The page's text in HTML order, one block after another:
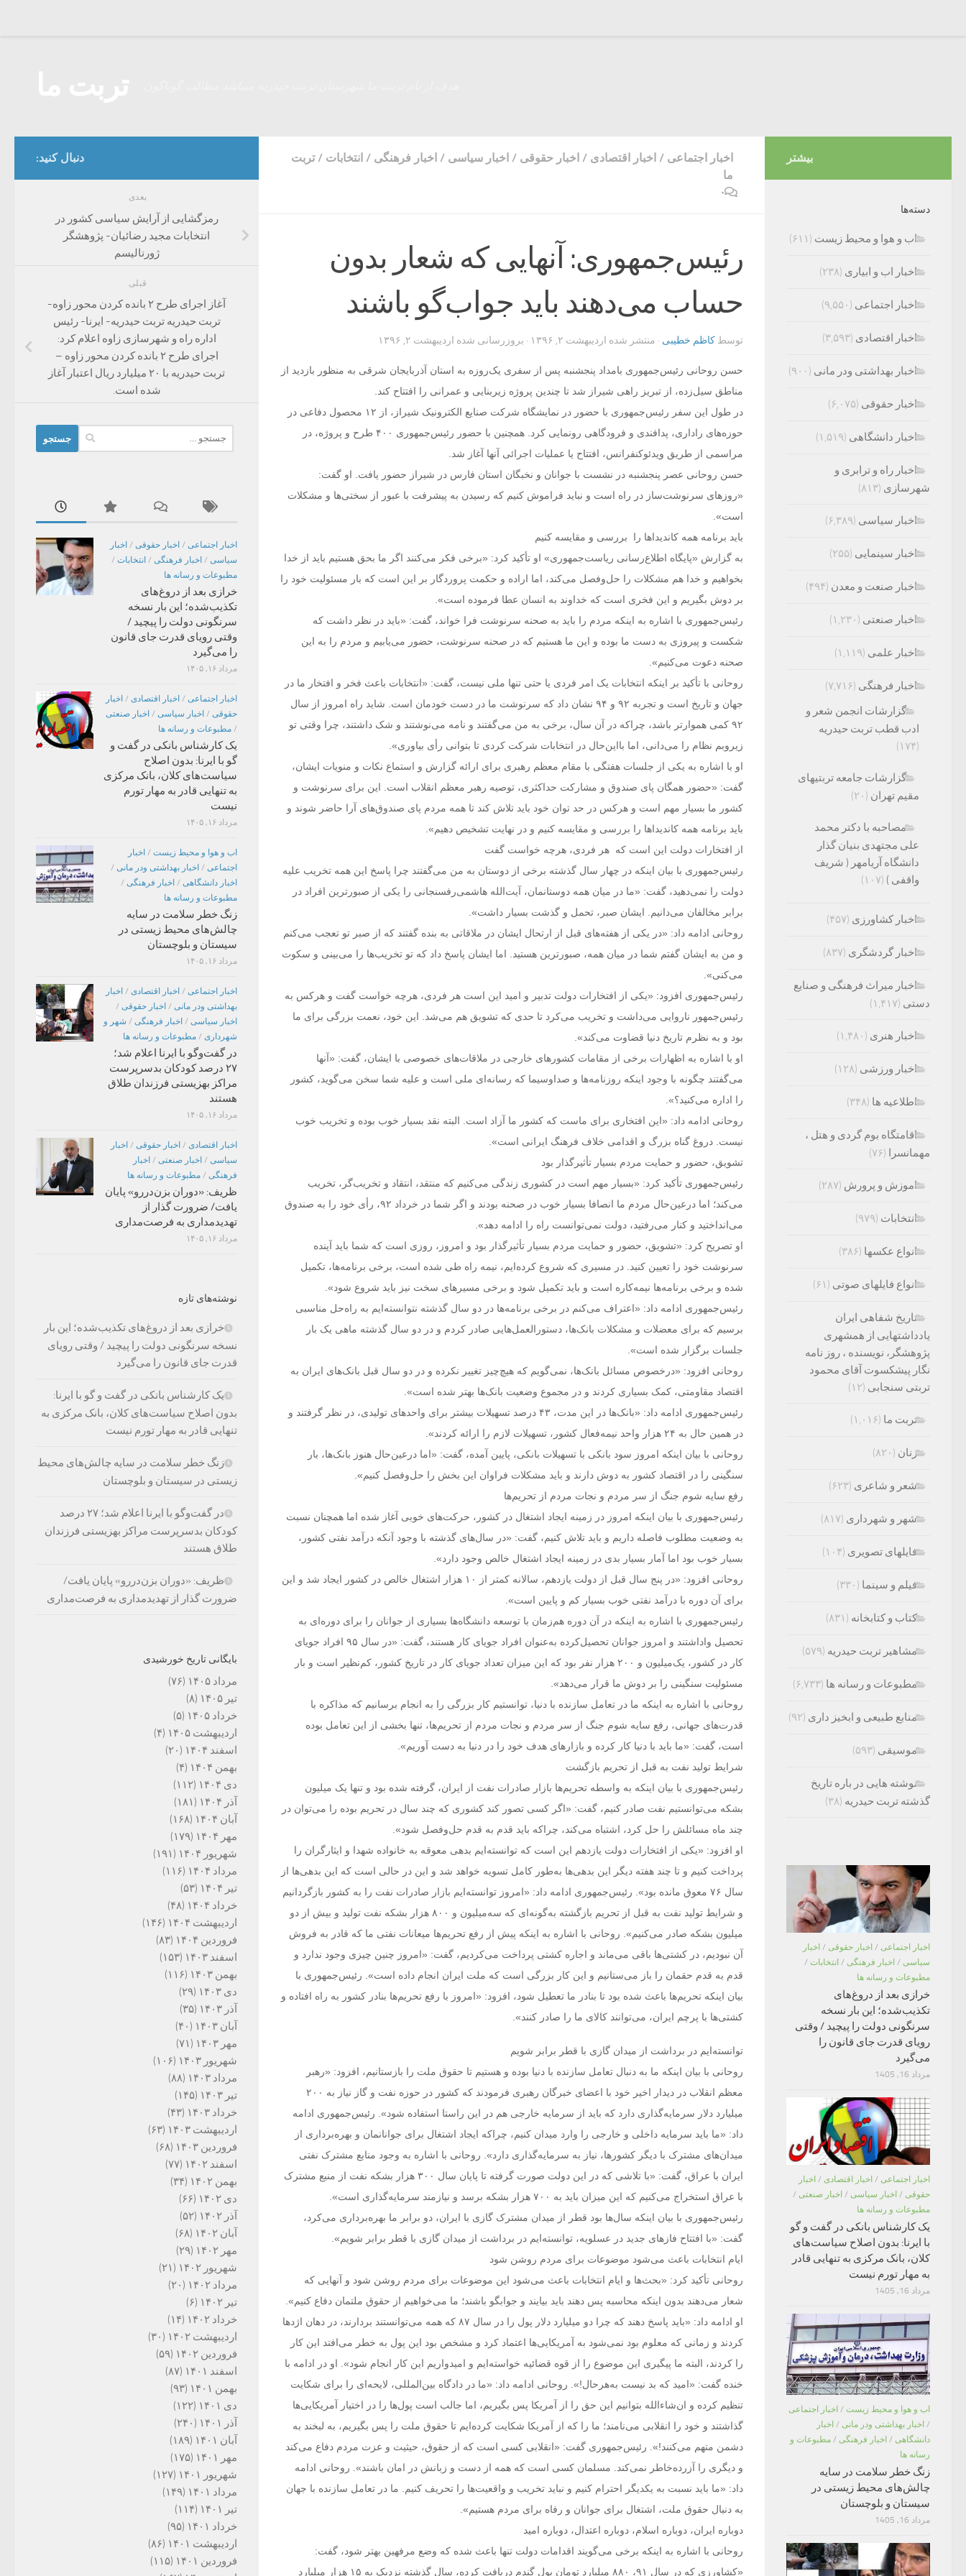
اخبار اجتماعی / اخبار اقتصادی / اخبار حقوقی / اخبار سیاسی / اخبار فرهنگی / انتخابات / تربت
ما
۰
رئیس‌جمهوری: آنهایی که شعار بدون
حساب می‌دهند باید جواب‌گو باشند
توسط کاظم خطیبی · منتشر شده اردیبهشت ۲, ۱۳۹۶ · بروزرسانی شده اردیبهشت ۲, ۱۳۹۶
حسن روحانی رئیس‌جمهوری بامداد پنجشنبه پس از سفری یک‌روزه به استان آذربایجان شرقی به منظور بازدید از
مناطق سیل‌زده، از تبریز راهی شیراز شد تا چندین پروژه زیربنایی و عمرانی را افتتاح کند.
در طول این سفر رئیس‌جمهوری با حضور در نمایشگاه شرکت صنایع الکترونیک شیراز، از ۱۲ محصول دفاعی در
حوزه‌های راداری، پدافندی و فرودگاهی رونمایی کرد. همچنین با حضور رئیس‌جمهوری ‏۴۰۰ طرح و پروژه، در
مراسمی از طریق ویدئوکنفرانس، افتتاح یا عملیات اجرائی آنها آغاز شد. ‏
حسن روحانی عصر پنجشنبه در نشست با جوانان و نخبگان استان فارس در شیراز حضور یافت. او گفت:
«روزهای سرنوشت‌ساز در راه است و نباید فراموش کنیم که رسیدن به پیشرفت با عبور از سختی‌ها و مشکلات
است».
باید برنامه همه کاندیداها را بررسی و مقایسه کنیم
به گزارش «پایگاه اطلاع‌رسانی ریاست‌جمهوری» او تأکید کرد: «برخی فکر می‌کنند اگر ما بحق هستیم باید از خدا
بخواهیم و خدا هم مشکلات را حل‌وفصل می‌کند، اما اراده و حکمت پروردگار بر این است که بار مسئولیت خود را
بر دوش بگیریم و این فخری است که خداوند به انسان عطا فرموده است».
رئیس‌جمهوری با اشاره به اینکه مردم را باید به صحنه سرنوشت فرا خواند، گفت: «باید در نظر داشت که
شکست و پیروزی به دست ما بوده و این ما هستیم که در صحنه سرنوشت، حضور می‌یابیم و مردم را به این
صحنه دعوت می‌کنیم».
روحانی با تأکید بر اینکه انتخابات یک امر فردی یا حتی تنها ملی نیست، گفت: «انتخابات باعث فخر و افتخار ما در
جهان و تاریخ است و تجربه ۹۲ و ۹۴ نشان داد که سرنوشت ما در دست خودمان است. شاید راه امروز از سال
۹۲ کمی هموارتر باشد، چراکه در آن سال، برخی به من می‌گفتند و نامه می‌نوشتند و شک داشتند، چرا وقتی تو
زیروبم نظام را می‌دانی، اما بااین‌حال در انتخابات شرکت‌ کردی تا بتوانی رأی بیاوری».
او با اشاره به یکی از جلسات هفتگی با مقام معظم رهبری برای ارائه گزارش‌ و استماع نکات و منویات ایشان،
گفت: «حضور همگان پای صندوق و مشارکت حداکثری، توصیه رهبر معظم انقلاب است. این برای سرنوشت و
کشور ما بسیار مهم است و هرکس در حد توان خود باید تلاش کند تا همه مردم پای صندوق‌های آرا حاضر شوند و
باید برنامه همه کاندیداها را بررسی و مقایسه کنیم و در نهایت تشخیص دهیم».
از افتخارات دولت این است که هر فردی، هرچه خواست گفت
رئیس‌جمهوری با بیان اینکه در چهار سال گذشته برخی از دوستان به من می‌گفتند چرا پاسخ این همه تخریب علیه
دولت را نمی‌دهید، گفت: «ما در میان همه دوستانمان، آیت‌الله هاشمی‌رفسنجانی را یکی از صبورترین افراد در
برابر مخالفان می‌دانیم. ایشان صبر، تحمل و گذشت بسیار داشت».
روحانی ادامه داد: «در یکی از هفته‌های قبل از ارتحال ایشان در ملاقاتی به بنده گفتند که از صبر تو تعجب می‌کنم
و من به ایشان گفتم شما در میان همه، صبورترین هستید. اما ایشان پاسخ داد که تو تخریب‌ها را می‌بینی و سکوت
می‌کنی».
رئیس‌جمهوری افزود: «یکی از افتخارات دولت تدبیر و امید این است هر فردی، هرچه خواست گفت و هرکس به
رئیس‌جمهور ناروایی می‌داشت و تخریب می‌کرد تا حدی که تشویق هم می‌شد. این خود، نعمت بزرگی برای ما
بود و به نظرم تاریخ دنیا قضاوت می‌کند».
او با اشاره به اظهارات برخی از مقامات کشورهای خارجی در ملاقات‌های خصوصی با ایشان، گفت: «آنها
می‌گفتند چگونه با وجود اینکه روزنامه‌ها و صداوسیما که رسانه‌ای ملی است و علیه شما سخن می‌گوید، کشور
را اداره می‌کنید؟».
روحانی ادامه داد: «این افتخاری برای ماست که کشور ما آزاد است. البته نقد بسیار خوب بوده و تخریب خوب
نیست. دروغ گناه بزرگ و اقدامی خلاف فرهنگ ایرانی است».
تشویق، حضور و حمایت مردم بسیار تأثیرگذار بود
رئیس‌جمهوری تأکید کرد: «بسیار مهم است در کشوری زندگی می‌کنیم که منتقد، انتقاد و تخریب‌گر، تخریب
می‌کند؛ اما درعین‌حال مردم ما انصافا بسیار خوب در صحنه بودند و اگر شما در خرداد ۹۲، رأی خود را به صندوق
می‌انداختید و کنار می‌رفتید، دولت نمی‌توانست راه را ادامه دهد».
او تصریح کرد: «تشویق، حضور و حمایت مردم بسیار تأثیرگذار بود و امروز، روزی است که شما باید آینده
سرنوشت خود را تعیین کنید. در مسیری که شروع کرده‌ایم، نیمه راه طی شده است، برخی برنامه‌ها، تکمیل
شده و برخی برنامه‌ها نیمه‌کاره است و باید تکمیل شود و برخی مسیرهای سخت نیز باید شروع شود».
رئیس‌جمهوری ادامه داد: «اعتراف می‌کنم در برخی برنامه‌ها در دو سال گذشته نتوانسته‌ایم به راه‌حل مناسبی
برسیم که برای معضلات و مشکلات بانک‌ها، دستورالعمل‌هایی صادر کردم و در دو سال گذشته ماهی یک بار
جلسات برگزار شده است».
روحانی افزود: «درخصوص مسائل بانک‌ها، نمی‌گویم که هیچ‌چیز تغییر نکرده و در دو سال قبل بانک‌های ایران به
اقتصاد مقاومتی، کمک بسیاری کردند و در مجموع وضعیت بانک‌ها بهتر شده است».
رئیس‌جمهوری ادامه داد: «بانک‌ها در این مدت، ۴۳ درصد تسهیلات بیشتر برای واحدهای تولیدی، در نظر گرفتند و
در همین حال به ۲۴‌ هزار واحد نیمه‌فعال کشور، تسهیلات لازم را ارائه کردند».
روحانی با بیان اینکه امروز سود بانکی با تسهیلات بانکی، پایین آمده، گفت: «اما درعین‌حال هنوز بانک‌ها، بار
سنگینی را در اقتصاد کشور به دوش دارند و باید مشکلات فراوان این بخش را حل‌وفصل کنیم».
رفع سایه شوم جنگ از سر مردم و نجات مردم از تحریم‌ها
رئیس‌جمهوری با بیان اینکه امروز در زمینه ایجاد اشتغال در کشور، حرکت‌های خوبی آغاز شده اما همچنان نسبت
به وضعیت مطلوب فاصله داریم و باید تلاش کنیم، گفت: «در سال‌های گذشته با وجود آنکه درآمد نفتی کشور،
بسیار خوب بود اما آمار بسیار بدی در زمینه ایجاد اشتغال خالص وجود دارد».
روحانی افزود: «در پنج سال قبل از دولت یازدهم، سالانه کمتر از ۱۰‌ هزار اشتغال خالص در کشور ایجاد شد و این
برای آن دوره با درآمد نفتی خوب بسیار کم و پایین است».
رئیس‌جمهوری با اشاره به اینکه در آن دوره هم‌زمان با توسعه دانشگاه‌ها بسیاری از جوانان را برای دوره‌ای به
تحصیل واداشتند و امروز جوانان تحصیل‌کرده به‌عنوان افراد جویای کار هستند، گفت: «در سال ۹۵ افراد جویای
کار در کشور، یک‌میلیون و ۲۰۰‌ هزار نفر بود که این میزان تعداد جویای کار در تاریخ کشور، کم‌نظیر است و بار
مسئولیت سنگینی را بر دوش ما قرار می‌دهد».
روحانی با اشاره به اینکه ما در تعامل سازنده با دنیا، توانستیم کار بزرگی را به انجام برسانیم که مذاکره با
قدرت‌های جهانی، رفع سایه شوم جنگ از سر مردم و نجات مردم از تحریم‌ها، تنها بخشی از این تعامل بوده
است، گفت: «ما باید با دنیا کار کرده و بازارهای هدف خود را در دنیا به دست آوریم».
شرایط تولید نفت به قبل از تحریم بازگشت
رئیس‌جمهوری با بیان اینکه به واسطه تحریم‌ها بازار صادرات نفت از ایران، گرفته شده بود و تنها یک‌ میلیون
بشکه می‌توانستیم نفت صادر کنیم، گفت: «اگر کسی تصور کند کشوری که چند سال در تحریم بوده را می‌توان در
چند ماه مسائلش را حل کرد، اشتباه می‌کند، چراکه باید قدم به قدم حل‌وفصل شود».
او افزود: «یکی از افتخارات دولت یازدهم این است که توانسته‌ایم بدهی معوقه به خانواده شهدا و ایثارگران را
پرداخت کنیم و تا چند هفته دیگر این بدهی‌ها به‌طور کامل تسویه خواهد شد و این در حالی است که این بدهی‌ها از
سال ۷۶ معوق مانده بود». رئیس‌جمهوری ادامه داد: «امروز توانسته‌ایم بازار صادرات نفت را به کشور بازگردانیم
و شرایط تولید نفت به قبل از تحریم بازگشته به‌گونه‌ای که سه‌میلیون و ۸۰۰‌ هزار بشکه نفت تولید و بیش از دو‌
میلیون بشکه صادر می‌کنیم». روحانی با اشاره به اینکه پیش از رفع تحریم‌ها میعانات نفتی ما که قادر به فروش
آن نبودیم، در کشتی‌ها باقی می‌ماند و اجاره کشتی پرداخت می‌کردیم، گفت: «امروز چنین چیزی وجود ندارد و
قدم به قدم حقمان را باز می‌ستانیم و این کار بزرگی است که ملت ایران انجام داده است». رئیس‌جمهوری با
بیان اینکه تحریم‌ها باعث شده بود تا بنادر ما تعطیل شود، افزود: «امروز با رفع تحریم‌ها بنادر کشور به راه افتاده و
کشتی‌ها با پرچم ایران، می‌توانند کالای ما را صادر کنند».
توانسته‌ایم در برداشت از میدان گازی با قطر برابر شویم
روحانی با بیان اینکه ما به دنبال تعامل سازنده با دنیا بوده و هستیم تا حقوق ملت را بازستانیم، افزود: «رهبر
میلیارد دلار سرمایه‌گذاری دارد که باید از سرمایه خارجی هم در این راستا استفاده شود». رئیس‌جمهوری ادامه
داد: «ما باید سرمایه داخلی و خارجی را وارد میدان کنیم، چراکه ایجاد اشتغال برای جوانانمان و بهره‌برداری از
میدان‌های مشترک با دیگر کشورها، نیاز به سرمایه‌گذاری دارد». روحانی با اشاره به وجود منابع مشترک نفتی
ایران با عراق، گفت: «با تلاشی که در این دولت صورت گرفته تا پایان سال ۳۰۰‌ هزار بشکه نفت از منبع مشترک
با عراق استخراج می‌کنیم که این میزان باید به ۷۰۰‌ هزار بشکه برسد و نیازمند سرمایه‌گذاری است».
رئیس‌جمهوری با بیان اینکه سال‌ها بود قطر از میدان مشترک گازی با ایران، دو برابر ما بهره‌برداری می‌کرد،
گفت: «با افتتاح فازهای جدید در عسلویه، توانسته‌ایم در برداشت از میدان گازی با قطر برابر شویم».
ایام انتخابات باعث می‌شود موضوعات برای مردم روشن شود
روحانی تأکید کرد: «بحث‌ها و ایام انتخابات باعث می‌شود این موضوعات برای مردم روشن شود و آنهایی که
شعار می‌دهند بدون اینکه محاسبه پس دهند باید بیایند و جوابگو باشند؛ ما می‌خواهیم از حقوق ملتمان دفاع کنیم».
او ادامه داد: «باید پاسخ دهند که چرا دو ‌میلیارد دلار پول را در سال ۸۷ که همه می‌توانستند بردارند، در دهان اژدها
کردند و زمانی که معلوم بود نمی‌شود به آمریکایی‌ها اعتماد کرد و مشخص بود این پول به خطر می‌افتد این کار
را کردند، البته ما پیگیری این موضوع را از قوه قضائیه خواسته‌ایم و امیدواریم این کار انجام شود». او در ادامه با
خنده گفت: «امید که بد نیست به‌هرحال!». روحانی ادامه داد: «ما در دادگاه بین‌المللی، لایحه‌ای را برای شکایت
تنظیم کرده و ان‌شاء‌الله بتوانیم این حق را از آمریکا پس بگیریم، اما جالب است پول‌ها را در اختیار آمریکایی‌ها
گذاشتند و خود را انقلابی می‌نامند؛ ما را که از آمریکا شکایت کرده‌ایم تا حقوق ملت را پس بگیریم، به لبخند به
دشمن متهم می‌کنند!». رئیس‌جمهوری گفت: «انقلابی کسی است که از حقوق، حیثیت و عزت مردم دفاع می‌کند
و دیگری را آزرده‌خاطر نمی‌کند. مسلمان کسی است که همه از دست و زبانش در امان باشند». روحانی ادامه
داد: «ما باید نسبت به یکدیگر احترام کنیم و نباید تخریب و واقعیت‌ها را تحریف کنیم. ما در تعامل سازنده با جهان
به دنبال حقوق ملت، اشتغال برای جوانان و رفاه برای مردم هستیم».
دوباره ایران، دوباره اسلام، دوباره اعتدال، دوباره امید
روحانی با اشاره به اینکه برخی می‌گویند اقدامات دولت تنها باعث شده که وضع مرفهین بهتر شود، گفت:
«کشاورزی که در سال ۹۱، ۸۸۰‌ میلیارد تومان پول گندم دریافت کرده، سال گذشته نزدیک به ۱۵‌ هزار ‌میلیارد
دنبال کنید:
بعدی
رمزگشایی از آرایش سیاسی کشور در
انتخابات مجید رضائیان- پژوهشگر
ژورنالیسم
قبلی
آغاز اجرای طرح ۲ بانده کردن محور زاوه-
تربت حیدریه تربت حیدریه- ایرنا- رئیس
اداره راه و شهرسازی زاوه اعلام کرد:
اجرای طرح ۲ بانده کردن محور زاوه –
تربت حیدریه با ۲۰ میلیارد ریال اعتبار آغاز
شده است.
برای:
اخبار اجتماعی / اخبار حقوقی / اخبار
سیاسی / اخبار فرهنگی / انتخابات /
مطبوعات و رسانه ها
خرازی بعد از دروغ‌های
تکذیب‌شده؛ این بار نسخه
سرنگونی دولت را پیچید /
وقتی رویای قدرت جای قانون
را می‌گیرد
مرداد ۱۶, ۱۴۰۵
اخبار اجتماعی / اخبار اقتصادی / اخبار
حقوقی / اخبار سیاسی / اخبار صنعتی
/ مطبوعات و رسانه ها
یک کارشناس بانکی در گفت و
گو با ایرنا: بدون اصلاح
سیاست‌های کلان، بانک مرکزی
به تنهایی قادر به مهار تورم
نیست
مرداد ۱۶, ۱۴۰۵
اب و هوا و محیط زیست / اخبار
اجتماعی / اخبار بهداشتی ودر مانی /
اخبار دانشگاهی / اخبار فرهنگی /
مطبوعات و رسانه ها
زنگ خطر سلامت در سایه
چالش‌های محیط زیستی در
سیستان و بلوچستان
مرداد ۱۶, ۱۴۰۵
اخبار اجتماعی / اخبار اقتصادی / اخبار
بهداشتی ودر مانی / اخبار حقوقی /
اخبار سیاسی / اخبار فرهنگی / شهر و
شهرداری / مطبوعات و رسانه ها
در گفت‌وگو با ایرنا اعلام شد؛
۲۷ درصد کودکان بدسرپرست
مراکز بهزیستی فرزندان طلاق
هستند
مرداد ۱۶, ۱۴۰۵
اخبار اقتصادی / اخبار حقوقی / اخبار
سیاسی / اخبار صنعتی / اخبار
فرهنگی / مطبوعات و رسانه ها
ظریف: «دوران بزن‌دررو» پایان
یافت/ ضرورت گذار از
تهدیدمداری به فرصت‌مداری
مرداد ۱۶, ۱۴۰۵
نوشته‌های تازه
خرازی بعد از دروغ‌های تکذیب‌شده؛ این بار
نسخه سرنگونی دولت را پیچید / وقتی رویای
قدرت جای قانون را می‌گیرد
یک کارشناس بانکی در گفت و گو با ایرنا:
بدون اصلاح سیاست‌های کلان، بانک مرکزی به
تنهایی قادر به مهار تورم نیست
زنگ خطر سلامت در سایه چالش‌های محیط
زیستی در سیستان و بلوچستان
در گفت‌وگو با ایرنا اعلام شد؛ ۲۷ درصد
کودکان بدسرپرست مراکز بهزیستی فرزندان
طلاق هستند
ظریف: «دوران بزن‌دررو» پایان یافت/
ضرورت گذار از تهدیدمداری به فرصت‌مداری
بایگانی تاریخ خورشیدی
مرداد ۱۴۰۵
(۷۶)
تیر ۱۴۰۵
(۸)
خرداد ۱۴۰۵
(۵)
اردیبهشت ۱۴۰۵
(۴)
اسفند ۱۴۰۴
(۲۰)
بهمن ۱۴۰۴
(۴)
دی ۱۴۰۴
(۱۱۲)
آذر ۱۴۰۴
(۱۸۱)
آبان ۱۴۰۴
(۱۶۸)
مهر ۱۴۰۴
(۱۷۹)
شهریور ۱۴۰۴
(۱۹۱)
مرداد ۱۴۰۴
(۱۱۶)
تیر ۱۴۰۴
(۵۳)
خرداد ۱۴۰۴
(۴۸)
اردیبهشت ۱۴۰۴
(۱۴۶)
فروردین ۱۴۰۴
(۸۳)
اسفند ۱۴۰۳
(۱۵۳)
بهمن ۱۴۰۳
(۱۱۶)
دی ۱۴۰۳
(۲۹)
آذر ۱۴۰۳
(۳۵)
آبان ۱۴۰۳
(۴۰)
مهر ۱۴۰۳
(۷۱)
شهریور ۱۴۰۳
(۱۰۶)
مرداد ۱۴۰۳
(۸۸)
تیر ۱۴۰۳
(۱۴۵)
خرداد ۱۴۰۳
(۴۳)
اردیبهشت ۱۴۰۳
(۶۳)
فروردین ۱۴۰۳
(۶۸)
اسفند ۱۴۰۲
(۷۷)
بهمن ۱۴۰۲
(۳۴)
دی ۱۴۰۲
(۶۶)
آذر ۱۴۰۲
(۵۲)
آبان ۱۴۰۲
(۶۸)
مهر ۱۴۰۲
(۲۹)
شهریور ۱۴۰۲
(۲۱)
مرداد ۱۴۰۲
(۲۰)
تیر ۱۴۰۲
(۶)
خرداد ۱۴۰۲
(۱۴)
اردیبهشت ۱۴۰۲
(۳۰)
فروردین ۱۴۰۲
(۵۹)
اسفند ۱۴۰۱
(۸۷)
بهمن ۱۴۰۱
(۹۳)
دی ۱۴۰۱
(۱۲۲)
آذر ۱۴۰۱
(۲۴۰)
آبان ۱۴۰۱
(۱۸۹)
مهر ۱۴۰۱
(۱۷۵)
شهریور ۱۴۰۱
(۱۲۷)
مرداد ۱۴۰۱
(۱۴۹)
تیر ۱۴۰۱
(۱۱۴)
خرداد ۱۴۰۱
(۹۵)
اردیبهشت ۱۴۰۱
(۸۶)
فروردین ۱۴۰۱
(۱۱۵)
بیشتر
دسته‌ها
اب و هوا و محیط زیست (۶۱۱)
اخبار اب و ابیاری (۲۳۸)
اخبار اجتماعی (۹,۵۵۰)
اخبار اقتصادی (۳,۵۹۳)
اخبار بهداشتی ودر مانی (۹۰۰)
اخبار حقوقی (۶,۰۷۵)
اخبار دانشگاهی (۱,۵۱۹)
اخبار راه و ترابری و
شهرسازی (۸۱۳)
اخبار سیاسی (۶,۳۸۹)
اخبار سینمایی (۲۵۵)
اخبار صنعت و معدن (۴۹۴)
اخبار صنعتی (۱,۲۳۰)
اخبار علمی (۱,۱۱۹)
اخبار فرهنگی (۷,۷۱۶)
گزارشات انجمن شعر و
ادب قطب تربت حیدریه
(۱۷۴)
گزارشات جامعه تربتیهای
مقیم تهران (۲۰)
مصاحبه با دکتر محمد
علی مجتهدی بنیان گذار
دانشگاه آریامهر ( شریف
واقفی ) (۱۰۷)
اخبار کشاورزی (۴۵۷)
اخبار گردشگری (۸۳۷)
اخبار میراث فرهنگی و صنایع
دستی (۱,۴۱۷)
اخبار هنری (۱,۴۸۰)
اخبار ورزشی (۱۲۸)
اطلاعیه ها (۳۴۸)
اقامتگاه بوم گردی و هتل ،
مهمانسرا (۷۶)
اموزش و پرورش (۲۸۷)
انتخابات (۹۷۹)
انواع عکسها (۳۸۶)
انواع فایلهای صوتی (۶۱)
تاریخ شفاهی ایران
یادداشتهایی از همشهری
پژوهشگر، نویسنده ، روز نامه
نگار پیشکسوت آقای محمود
تربتی سنجابی (۱۲)
تربت ما (۱,۰۱۶)
زنان (۸۲۰)
شعر و شاعری (۶۲۳)
شهر و شهرداری (۸۱۷)
فایلهای تصویری (۱۰۴)
فیلم و سینما (۳۳۰)
کتاب و کتابخانه (۸۳۱)
مشاهیر تربت حیدریه (۵۷۹)
مطبوعات و رسانه ها (۶,۷۳۳)
منابع طبیعی و ابخیز داری (۹۲)
موسیقی (۵۹۳)
نوشته هایی در باره تاریخ
گذشته تربت حیدریه (۳۸)
اخبار اجتماعی / اخبار حقوقی / اخبار
سیاسی / اخبار فرهنگی / انتخابات /
مطبوعات و رسانه ها
خرازی بعد از دروغ‌های
تکذیب‌شده؛ این بار نسخه
سرنگونی دولت را پیچید / وقتی
رویای قدرت جای قانون را
می‌گیرد
مرداد 16, 1405
اخبار اجتماعی / اخبار اقتصادی / اخبار
حقوقی / اخبار سیاسی / اخبار صنعتی /
مطبوعات و رسانه ها
یک کارشناس بانکی در گفت و گو
با ایرنا: بدون اصلاح سیاست‌های
کلان، بانک مرکزی به تنهایی قادر
به مهار تورم نیست
مرداد 16, 1405
اب و هوا و محیط زیست / اخبار اجتماعی
/ اخبار بهداشتی ودر مانی / اخبار
دانشگاهی / اخبار فرهنگی / مطبوعات و
رسانه ها
زنگ خطر سلامت در سایه
چالش‌های محیط زیستی در
سیستان و بلوچستان
مرداد 16, 1405